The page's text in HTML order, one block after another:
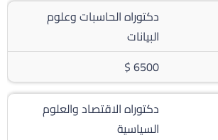
دكتوراه الحاسبات وعلوم
البيانات
6500 $
دكتوراه الاقتصاد والعلوم
السياسية